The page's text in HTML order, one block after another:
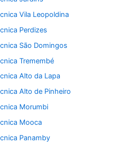
Vila Leopoldina
Perdizes
São Domingos
Tremembé
Alto da Lapa
Alto de Pinheiro
Morumbi
Mooca
Panamby